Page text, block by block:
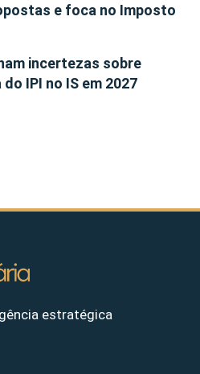
e foca no Imposto
incertezas sobre
IPI no IS em 2027
estratégica